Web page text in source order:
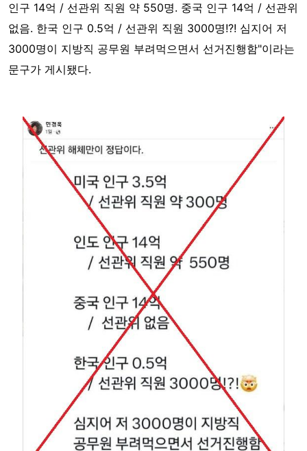
인구 14억 / 선관위 직원 약 550명. 중국 인구 14억 / 선관위
없음. 한국 인구 0.5억 / 선관위 직원 3000명!?! 심지어 저
3000명이 지방직 공무원 부려먹으면서 선거진행함"이라는
문구가 게시됐다.
Image